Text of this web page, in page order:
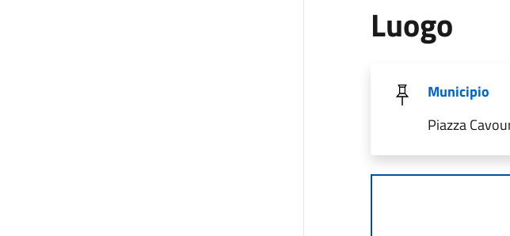
Luogo
Municipio
Piazza